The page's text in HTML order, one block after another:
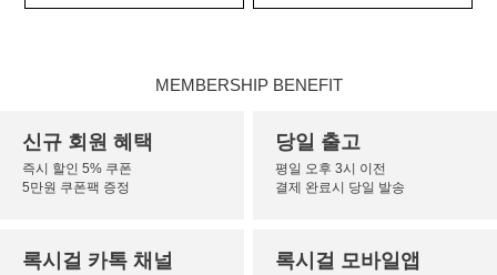
MEMBERSHIP BENEFIT
신규 회원 혜택
즉시 할인 5% 쿠폰
5만원 쿠폰팩 증정
당일 출고
평일 오후 3시 이전
결제 완료시 당일 발송
록시걸 카톡 채널 록시걸 모바일앱